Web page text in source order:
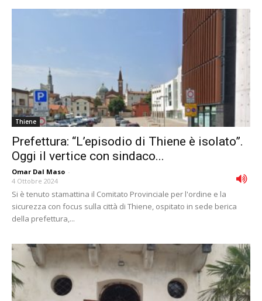
Thiene
Prefettura: “L’episodio di Thiene è isolato”.
Oggi il vertice con sindaco...
Omar Dal Maso -
4 Ottobre 2024
Si è tenuto stamattina il Comitato Provinciale per l'ordine e la
sicurezza con focus sulla città di Thiene, ospitato in sede berica
della prefettura,...